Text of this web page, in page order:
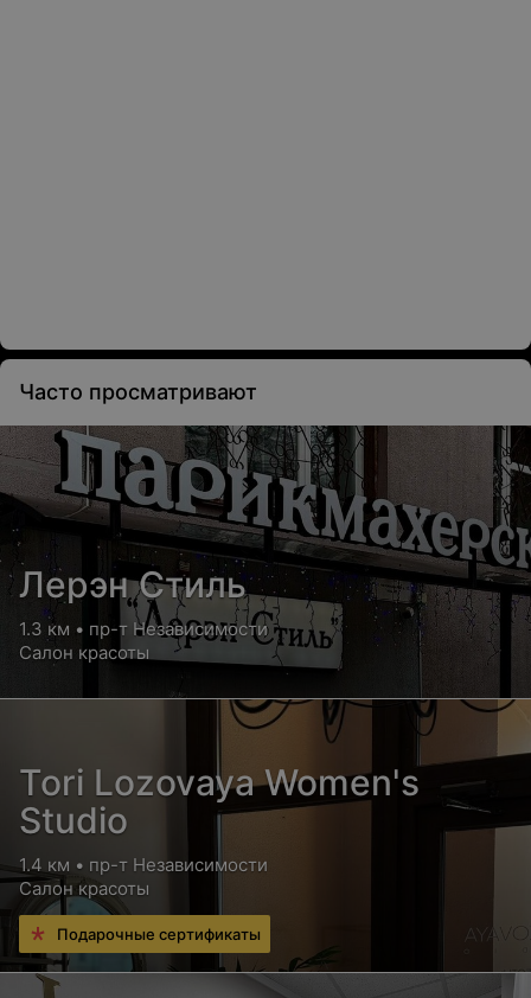
Часто просматривают
Лерэн Стиль
1.3 км • пр-т Независимости
Салон красоты
Tori Lozovaya Women's
Studio
1.4 км • пр-т Независимости
Салон красоты
Подарочные сертификаты